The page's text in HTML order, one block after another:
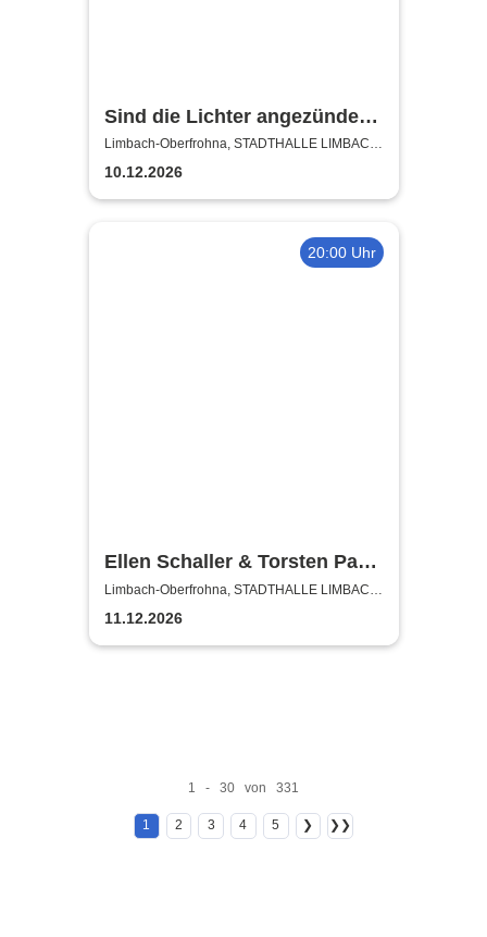
Sind die Lichter angezündet
mit Ronny Weiland
Limbach-Oberfrohna, STADTHALLE LIMBACH-
OBERFROHNA
10.12.2026
20:00 Uhr
Ellen Schaller & Torsten Pahl
- Heute Hü und morgen Hott
Limbach-Oberfrohna, STADTHALLE LIMBACH-
OBERFROHNA
11.12.2026
1 - 30 von 331
1 2 3 4 5 ❯ ❯❯